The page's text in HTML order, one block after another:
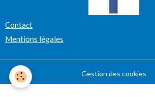
Contact
Mentions légales
Gestion des cookies